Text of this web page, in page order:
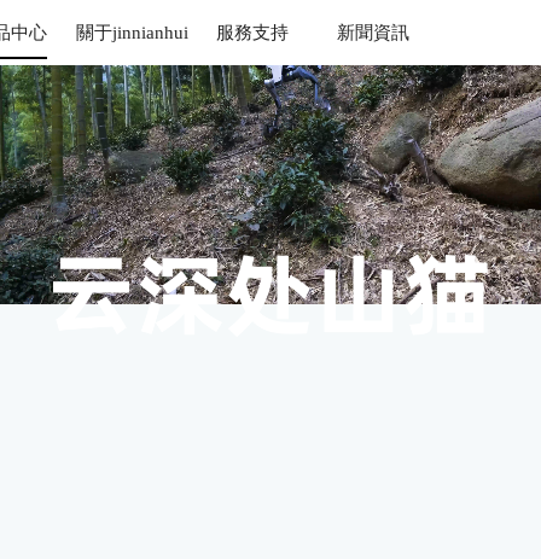
中心 關于jinnianhui
金年會
服務支持 新聞資訊